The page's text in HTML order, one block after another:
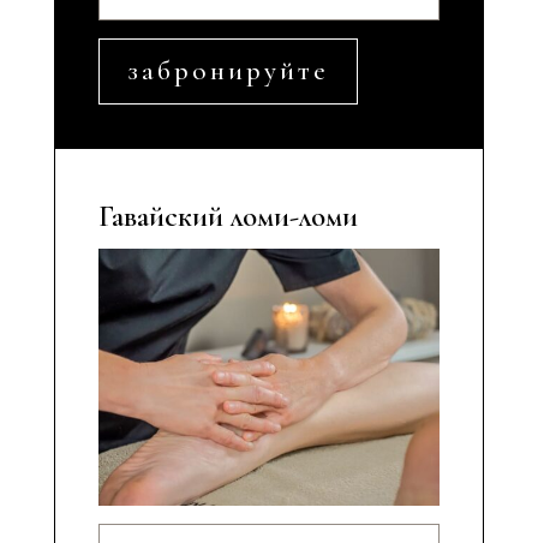
забронируйте
Гавайский ломи-ломи